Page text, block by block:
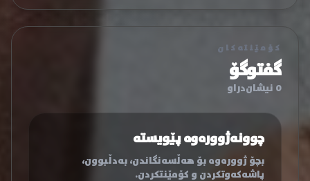
کۆمێنتەکان
گفتوگۆ
0 نیشان‌دراو
چوونەژوورەوە پێویستە
بچۆ ژوورەوە بۆ هەڵسەنگاندن، بەدڵبوون،
پاشەکەوتکردن و کۆمێنتکردن.